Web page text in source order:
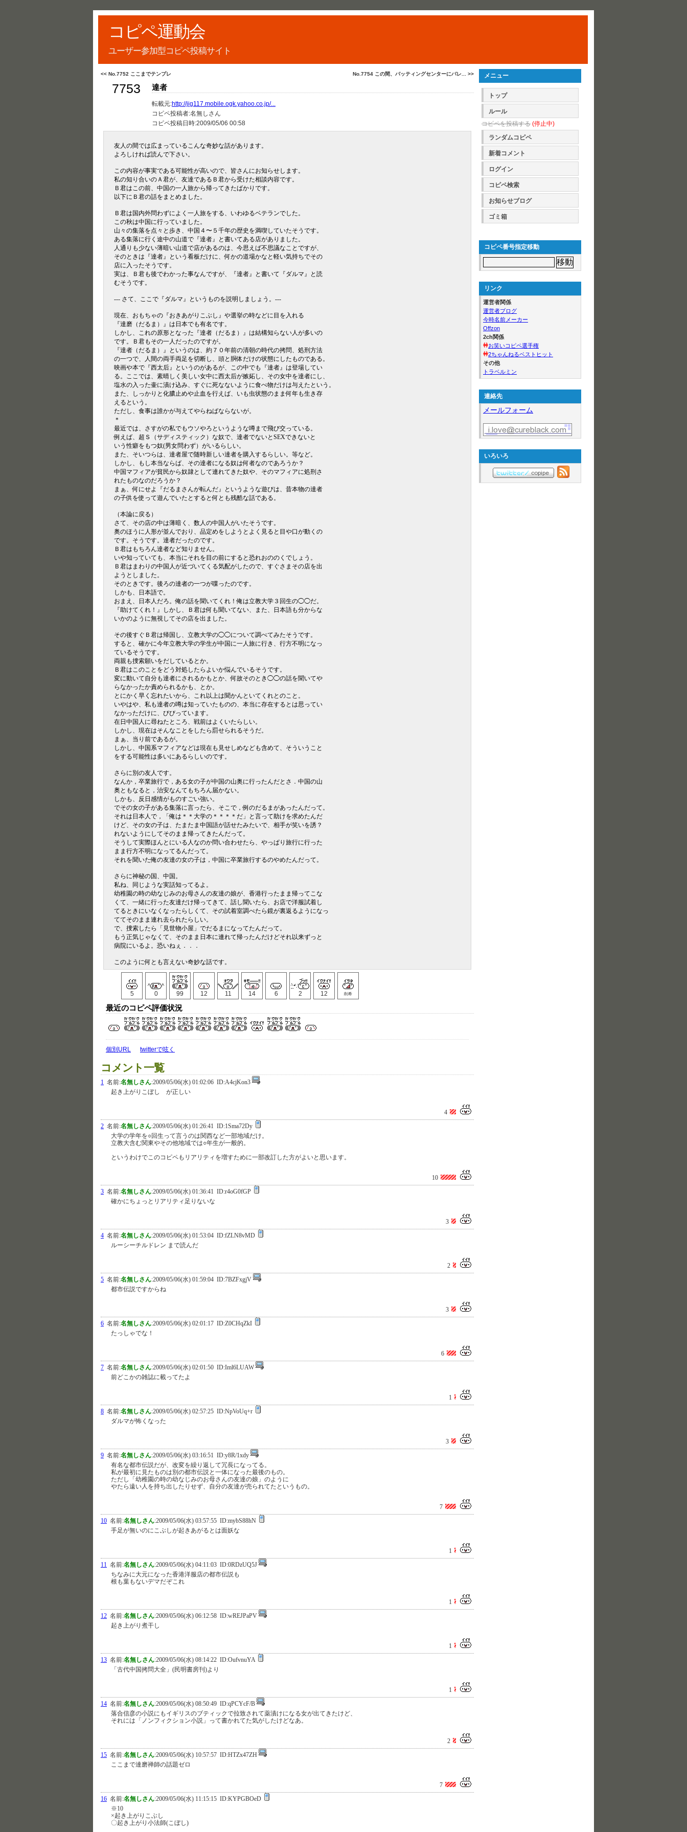
コピペ運動会
ユーザー参加型コピペ投稿サイト
No.7754 この間、バッティングセンターにバレ... >>
<< No.7752 ここまでテンプレ
7753 達者
転載元:http://jig117.mobile.ogk.yahoo.co.jp/...
コピペ投稿者:名無しさん
コピペ投稿日時:2009/05/06 00:58
友人の間では広まっているこんな奇妙な話があります。
よろしければ読んで下さい。
この内容が事実である可能性が高いので、皆さんにお知らせします。
私の知り合いのＡ君が、友達であるＢ君から受けた相談内容です。
Ｂ君はこの前、中国の一人旅から帰ってきたばかりです。
以下にＢ君の話をまとめました。
Ｂ君は国内外問わずによく一人旅をする、いわゆるベテランでした。
この秋は中国に行っていました。
山々の集落を点々と歩き、中国４〜５千年の歴史を満喫していたそうです。
ある集落に行く途中の山道で『達者』と書いてある店がありました。
人通りも少ない薄暗い山道で店があるのは、今思えば不思議なことですが、
そのときは『達者』という看板だけに、何かの道場かなと軽い気持ちでその
店に入ったそうです。
実は、Ｂ君も後でわかった事なんですが、『達者』と書いて『ダルマ』と読
むそうです。
--- さて、ここで『ダルマ』というものを説明しましょう。---
現在、おもちゃの『おきあがりこぶし』や選挙の時などに目を入れる
『達磨（だるま）』は日本でも有名です。
しかし、これの原形となった『達者（だるま）』は結構知らない人が多いの
です。Ｂ君もその一人だったのですが。
『達者（だるま）』というのは、約７０年前の清朝の時代の拷問、処刑方法
の一つで、人間の両手両足を切断し、頭と胴体だけの状態にしたものである。
映画や本で『西太后』というのがあるが、この中でも『達者』は登場してい
る。ここでは、素晴しく美しい女中に西太后が嫉妬し、その女中を達者にし、
塩水の入った壷に漬け込み、すぐに死なないように食べ物だけは与えたという。
また、しっかりと化膿止めや止血を行えば、いも虫状態のまま何年も生き存
えるという。
ただし、食事は誰かが与えてやらねばならないが。
＊
最近では、さすがの私でもウソやろというような噂まで飛び交っている。
例えば、超Ｓ（サディスティック）な奴で、達者でないとSEXできないと
いう性癖をもつ奴(男女問わず）がいるらしい。
また、そいつらは、達者屋で随時新しい達者を購入するらしい。等など。
しかし、もし本当ならば、その達者になる奴は何者なのであろうか？
中国マフィアが貧民から奴隷として連れてきた奴や、そのマフィアに処刑さ
れたものなのだろうか？
まぁ、何にせよ『だるまさんが転んだ』というような遊びは、昔本物の達者
の子供を使って遊んでいたとすると何とも残酷な話である。
（本論に戻る）
さて、その店の中は薄暗く、数人の中国人がいたそうです。
奥のほうに人形が並んでおり、品定めをしようとよく見ると目や口が動くの
です。そうです。達者だったのです。
Ｂ君はもちろん達者など知りません。
いや知っていても、本当にそれを目の前にすると恐れおののくでしょう。
Ｂ君はまわりの中国人が近づいてくる気配がしたので、すぐさまその店を出
ようとしました。
そのときです。後ろの達者の一つが喋ったのです。
しかも、日本語で。
おまえ、日本人だろ。俺の話を聞いてくれ！俺は立教大学３回生の◯◯だ。
『助けてくれ！』しかし、Ｂ君は何も聞いてない、また、日本語も分からな
いかのように無視してその店を出ました。
その後すぐＢ君は帰国し、立教大学の◯◯について調べてみたそうです。
すると、確かに今年立教大学の学生が中国に一人旅に行き、行方不明になっ
ているそうです。
両親も捜索願いをだしているとか。
Ｂ君はこのことをどう対処したらよいか悩んでいるそうです。
変に動いて自分も達者にされるかもとか、何故そのとき◯◯の話を聞いてや
らなかったか責められるかも、とか。
とにかく早く忘れたいから、これ以上は聞かんといてくれとのこと。
いやはや、私も達者の噂は知っていたものの、本当に存在するとは思ってい
なかっただけに、びびっています。
在日中国人に尋ねたところ、戦前はよくいたらしい。
しかし、現在はそんなことをしたら罰せられるそうだ。
まぁ、当り前であるが。
しかし、中国系マフィアなどは現在も見せしめなども含めて、そういうこと
をする可能性は多いにあるらしいのです。
さらに別の友人です。
なんか，卒業旅行で，ある女の子が中国の山奥に行ったんだとさ．中国の山
奥ともなると，治安なんてもちろん届かない。
しかも、反日感情がものすごい強い。
でその女の子がある集落に言ったら、そこで，例のだるまがあったんだって。
それは日本人で，「俺は＊＊大学の＊＊＊＊だ」と言って助けを求めたんだ
けど、その女の子は、たまたま中国語が話せたみたいで、相手が笑いを誘？
れないようにしてそのまま帰ってきたんだって。
そうして実際ほんとにいる人なのか問い合わせたら、やっぱり旅行に行った
まま行方不明になってるんだって。
それを聞いた俺の友達の女の子は，中国に卒業旅行するのやめたんだって。
さらに神秘の国、中国。
私ね、同じような実話知ってるよ。
幼稚園の時の幼なじみのお母さんの友達の娘が、香港行ったまま帰ってこな
くて、一緒に行った友達だけ帰ってきて、話し聞いたら、お店で洋服試着し
てるときにいなくなったらしくて、その試着室調べたら鏡が裏返るようになっ
ててそのまま連れ去られたらしい。
で、捜索したら「見世物小屋」でだるまになってたんだって。
もう正気じゃなくて、そのまま日本に連れて帰ったんだけどそれ以来ずっと
病院にいるよ。恐いねぇ．．．
このように何とも言えない奇妙な話です。
5 0 99 12 11 14 6 2 12 削希
最近のコピペ評価状況
個別URL twitterで呟く
コメント一覧
1 名前:名無しさん:2009/05/06(水) 01:02:06 ID:A4cjKon3
起き上がりこぼし が正しい
4
2 名前:名無しさん:2009/05/06(水) 01:26:41 ID:1Sma72Dy
大学の学年を○回生って言うのは関西など一部地域だけ。
立教大含む関東やその他地域では○年生が一般的。
というわけでこのコピペもリアリティを増すために一部改訂した方がよいと思います。
10
3 名前:名無しさん:2009/05/06(水) 01:36:41 ID:r4oG0fGP
確かにちょっとリアリティ足りないな
3
4 名前:名無しさん:2009/05/06(水) 01:53:04 ID:fZLN8vMD
ルーシーチルドレン まで読んだ
2
5 名前:名無しさん:2009/05/06(水) 01:59:04 ID:7BZFxgjV
都市伝説ですからね
3
6 名前:名無しさん:2009/05/06(水) 02:01:17 ID:Z0CHqZkI
たっしゃでな！
6
7 名前:名無しさん:2009/05/06(水) 02:01:50 ID:Iml6LUAW
前どこかの雑誌に載ってたよ
1
8 名前:名無しさん:2009/05/06(水) 02:57:25 ID:NpVoUq+r
ダルマが怖くなった
3
9 名前:名無しさん:2009/05/06(水) 03:16:51 ID:y8R/1xdy
有名な都市伝説だが、改変を繰り返して冗長になってる。
私が最初に見たものは別の都市伝説と一体になった最後のもの。
ただし「幼稚園の時の幼なじみのお母さんの友達の娘」のように
やたら遠い人を持ち出したりせず、自分の友達が売られてたというもの。
7
10 名前:名無しさん:2009/05/06(水) 03:57:55 ID:mybS88hN
手足が無いのにこぶしが起きあがるとは面妖な
1
11 名前:名無しさん:2009/05/06(水) 04:11:03 ID:0RDzUQ5J
ちなみに大元になった香港洋服店の都市伝説も
根も葉もないデマだぞこれ
1
12 名前:名無しさん:2009/05/06(水) 06:12:58 ID:wREJPaPV
起き上がり煮干し
1
13 名前:名無しさん:2009/05/06(水) 08:14:22 ID:OufvnuYA
「古代中国拷問大全」(民明書房刊)より
1
14 名前:名無しさん:2009/05/06(水) 08:50:49 ID:qPCYcF/B
落合信彦の小説にもイギリスのブティックで拉致されて薬漬けになる女が出てきたけど、
それには「ノンフィクション小説」って書かれてた気がしたけどなあ。
2
15 名前:名無しさん:2009/05/06(水) 10:57:57 ID:HTZx47ZH
ここまで達磨禅師の話題ゼロ
7
16 名前:名無しさん:2009/05/06(水) 11:15:15 ID:KYPGBOeD
※10
×起き上がりこぶし
〇起き上がり小法師(こぼし)
メニュー
トップ
ルール
コピペを投稿する (停止中)
ランダムコピペ
新着コメント
ログイン
コピペ検索
お知らせブログ
ゴミ箱
コピペ番号指定移動
リンク
運営者関係
運営者ブログ
今時名前メーカー
Offzon
2ch関係
お笑いコピペ選手権
2ちゃんねるベストヒット
その他
トラベルミン
連絡先
メールフォーム
いろいろ